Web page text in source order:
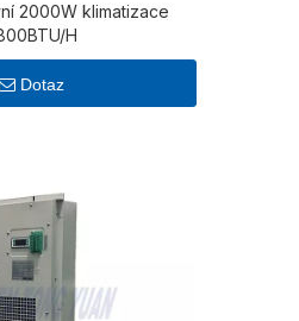
2000W klimatizace
H
Dotaz